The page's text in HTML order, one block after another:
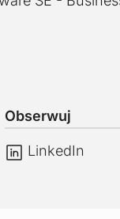
Obserwuj
LinkedIn
LinkedIn